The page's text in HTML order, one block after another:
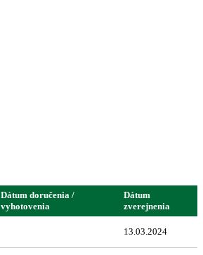
Dátum doručenia /
vyhotovenia
Dátum
zverejnenia
13.03.2024